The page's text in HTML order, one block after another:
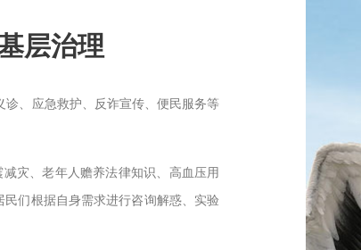
层治理
诊、应急救护、反诈宣传、便民服务等
灾、老年人赡养法律知识、高血压用
们根据自身需求进行咨询解惑、实验